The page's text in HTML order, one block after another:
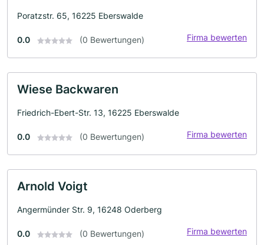
Poratzstr. 65, 16225 Eberswalde
0.0 (0 Bewertungen) Firma bewerten
Wiese Backwaren
Friedrich-Ebert-Str. 13, 16225 Eberswalde
0.0 (0 Bewertungen) Firma bewerten
Arnold Voigt
Angermünder Str. 9, 16248 Oderberg
0.0 (0 Bewertungen) Firma bewerten